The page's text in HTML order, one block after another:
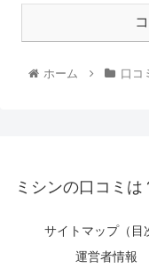
ホーム 口コ
ミシンの口コミ
サイトマップ（目
運営者情報